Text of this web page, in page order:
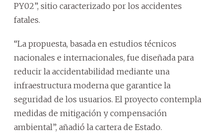
PY02”, sitio caracterizado por los accidentes
fatales.
“La propuesta, basada en estudios técnicos
nacionales e internacionales, fue diseñada para
reducir la accidentabilidad mediante una
infraestructura moderna que garantice la
seguridad de los usuarios. El proyecto contempla
medidas de mitigación y compensación
ambiental”, añadió la cartera de Estado.